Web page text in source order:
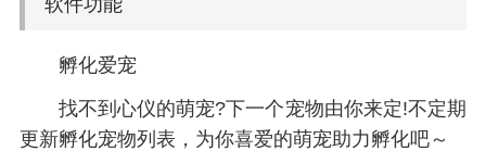
孵化爱宠
找不到心仪的萌宠?下一个宠物由你来定!不定期
更新孵化宠物列表，为你喜爱的萌宠助力孵化吧～